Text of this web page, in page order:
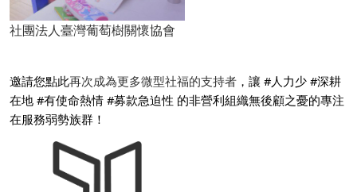
社團法人臺灣葡萄樹關懷協會
邀請您點此再次成為更多微型社福的支持者 ，讓 #人力少 #深耕
在地 #有使命熱情 #募款急迫性 的非營利組織無後顧之憂的專注
在服務弱勢族群！